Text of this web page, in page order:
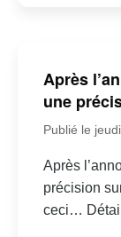
Après
une
Publié le
Après
précision
ceci…